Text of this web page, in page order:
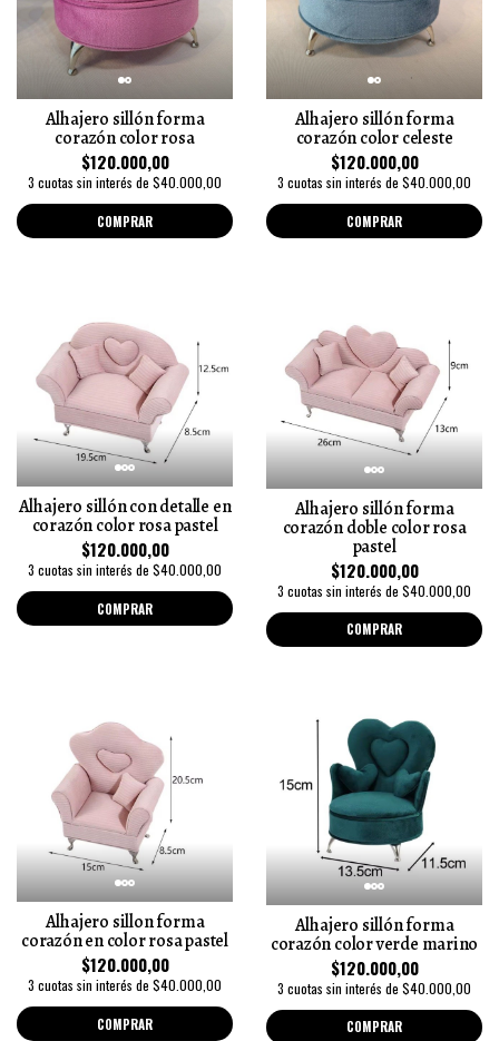
Alhajero sillón forma
corazón color rosa
$120.000,00
3 cuotas sin interés de $40.000,00
COMPRAR
Alhajero sillón forma
corazón color celeste
$120.000,00
3 cuotas sin interés de $40.000,00
COMPRAR
Alhajero sillón con detalle en
corazón color rosa pastel
$120.000,00
3 cuotas sin interés de $40.000,00
COMPRAR
Alhajero sillón forma
corazón doble color rosa
pastel
$120.000,00
3 cuotas sin interés de $40.000,00
COMPRAR
Alhajero sillon forma
corazón en color rosa pastel
$120.000,00
3 cuotas sin interés de $40.000,00
COMPRAR
Alhajero sillón forma
corazón color verde marino
$120.000,00
3 cuotas sin interés de $40.000,00
COMPRAR